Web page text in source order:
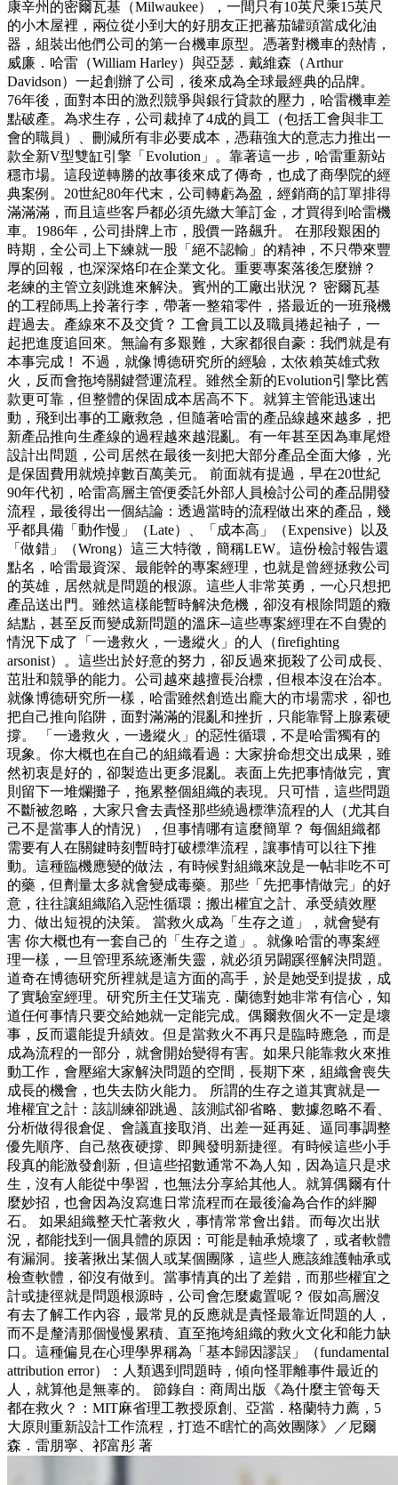
康辛州的密爾瓦基（Milwaukee），一間只有10英尺乘15英尺
的小木屋裡，兩位從小到大的好朋友正把蕃茄罐頭當成化油
器，組裝出他們公司的第一台機車原型。憑著對機車的熱情，
威廉．哈雷（William Harley）與亞瑟．戴維森（Arthur
Davidson）一起創辦了公司，後來成為全球最經典的品牌。
76年後，面對本田的激烈競爭與銀行貸款的壓力，哈雷機車差
點破產。為求生存，公司裁掉了4成的員工（包括工會與非工
會的職員）、刪減所有非必要成本，憑藉強大的意志力推出一
款全新V型雙缸引擎「Evolution」。靠著這一步，哈雷重新站
穩市場。這段逆轉勝的故事後來成了傳奇，也成了商學院的經
典案例。20世紀80年代末，公司轉虧為盈，經銷商的訂單排得
滿滿滿，而且這些客戶都必須先繳大筆訂金，才買得到哈雷機
車。1986年，公司掛牌上市，股價一路飆升。 在那段艱困的
時期，全公司上下練就一股「絕不認輸」的精神，不只帶來豐
厚的回報，也深深烙印在企業文化。重要專案落後怎麼辦？
老練的主管立刻跳進來解決。賓州的工廠出狀況？ 密爾瓦基
的工程師馬上拎著行李，帶著一整箱零件，搭最近的一班飛機
趕過去。產線來不及交貨？ 工會員工以及職員捲起袖子，一
起把進度追回來。無論有多艱難，大家都很自豪：我們就是有
本事完成！ 不過，就像博德研究所的經驗，太依賴英雄式救
火，反而會拖垮關鍵營運流程。雖然全新的Evolution引擎比舊
款更可靠，但整體的保固成本居高不下。就算主管能迅速出
動，飛到出事的工廠救急，但隨著哈雷的產品線越來越多，把
新產品推向生產線的過程越來越混亂。有一年甚至因為車尾燈
設計出問題，公司居然在最後一刻把大部分產品全面大修，光
是保固費用就燒掉數百萬美元。 前面就有提過，早在20世紀
90年代初，哈雷高層主管便委託外部人員檢討公司的產品開發
流程，最後得出一個結論：透過當時的流程做出來的產品，幾
乎都具備「動作慢」（Late）、「成本高」（Expensive）以及
「做錯」（Wrong）這三大特徵，簡稱LEW。這份檢討報告還
點名，哈雷最資深、最能幹的專案經理，也就是曾經拯救公司
的英雄，居然就是問題的根源。這些人非常英勇，一心只想把
產品送出門。雖然這樣能暫時解決危機，卻沒有根除問題的癥
結點，甚至反而變成新問題的溫床─這些專案經理在不自覺的
情況下成了「一邊救火，一邊縱火」的人（firefighting
arsonist）。這些出於好意的努力，卻反過來扼殺了公司成長、
茁壯和競爭的能力。公司越來越擅長治標，但根本沒在治本。
就像博德研究所一樣，哈雷雖然創造出龐大的市場需求，卻也
把自己推向陷阱，面對滿滿的混亂和挫折，只能靠腎上腺素硬
撐。 「一邊救火，一邊縱火」的惡性循環，不是哈雷獨有的
現象。你大概也在自己的組織看過：大家拚命想交出成果，雖
然初衷是好的，卻製造出更多混亂。表面上先把事情做完，實
則留下一堆爛攤子，拖累整個組織的表現。只可惜，這些問題
不斷被忽略，大家只會去責怪那些繞過標準流程的人（尤其自
己不是當事人的情況），但事情哪有這麼簡單？ 每個組織都
需要有人在關鍵時刻暫時打破標準流程，讓事情可以往下推
動。這種臨機應變的做法，有時候對組織來說是一帖非吃不可
的藥，但劑量太多就會變成毒藥。那些「先把事情做完」的好
意，往往讓組織陷入惡性循環：搬出權宜之計、承受績效壓
力、做出短視的決策。 當救火成為「生存之道」，就會變有
害 你大概也有一套自己的「生存之道」。就像哈雷的專案經
理一樣，一旦管理系統逐漸失靈，就必須另闢蹊徑解決問題。
道奇在博德研究所裡就是這方面的高手，於是她受到提拔，成
了實驗室經理。研究所主任艾瑞克．蘭德對她非常有信心，知
道任何事情只要交給她就一定能完成。偶爾救個火不一定是壞
事，反而還能提升績效。但是當救火不再只是臨時應急，而是
成為流程的一部分，就會開始變得有害。如果只能靠救火來推
動工作，會壓縮大家解決問題的空間，長期下來，組織會喪失
成長的機會，也失去防火能力。 所謂的生存之道其實就是一
堆權宜之計：該訓練卻跳過、該測試卻省略、數據忽略不看、
分析做得很倉促、會議直接取消、出差一延再延、逼同事調整
優先順序、自己熬夜硬撐、即興發明新捷徑。有時候這些小手
段真的能激發創新，但這些招數通常不為人知，因為這只是求
生，沒有人能從中學習，也無法分享給其他人。就算偶爾有什
麼妙招，也會因為沒寫進日常流程而在最後淪為合作的絆腳
石。 如果組織整天忙著救火，事情常常會出錯。而每次出狀
況，都能找到一個具體的原因：可能是軸承燒壞了，或者軟體
有漏洞。接著揪出某個人或某個團隊，這些人應該維護軸承或
檢查軟體，卻沒有做到。當事情真的出了差錯，而那些權宜之
計或捷徑就是問題根源時，公司會怎麼處置呢？ 假如高層沒
有去了解工作內容，最常見的反應就是責怪最靠近問題的人，
而不是釐清那個慢慢累積、直至拖垮組織的救火文化和能力缺
口。這種偏見在心理學界稱為「基本歸因謬誤」（fundamental
attribution error）：人類遇到問題時，傾向怪罪離事件最近的
人，就算他是無辜的。 節錄自：商周出版《為什麼主管每天
都在救火？：MIT麻省理工教授原創、亞當．格蘭特力薦，5
大原則重新設計工作流程，打造不瞎忙的高效團隊》／尼爾
森．雷朋寧、祁富彤 著